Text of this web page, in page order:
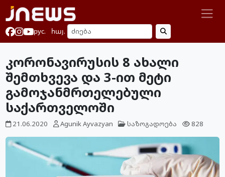
рус. հայ.
კორონავირუსის 8 ახალი
შემთხვევა და 3-ით მეტი
გამოჯანმრთელებული
საქართველოში
21.06.2020 Agunik Ayvazyan საზოგადოება 828